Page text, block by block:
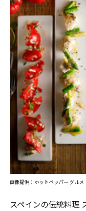
スペインの伝統料理
画像提供：ホットペッパー グルメ